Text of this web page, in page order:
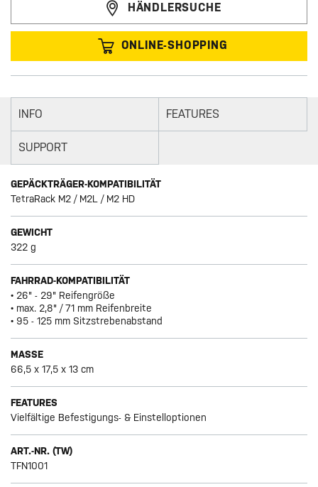
HÄNDLERSUCHE
ONLINE-SHOPPING
INFO FEATURES
SUPPORT
GEPÄCKTRÄGER-KOMPATIBILITÄT
TetraRack M2 / M2L / M2 HD
GEWICHT
322 g
FAHRRAD-KOMPATIBILITÄT
• 26" - 29" Reifengröße
• max. 2,8" / 71 mm Reifenbreite
• 95 - 125 mm Sitzstrebenabstand
MASSE
66,5 x 17,5 x 13 cm
FEATURES
Vielfältige Befestigungs- & Einstelloptionen
ART.-NR. (TW)
TFN1001